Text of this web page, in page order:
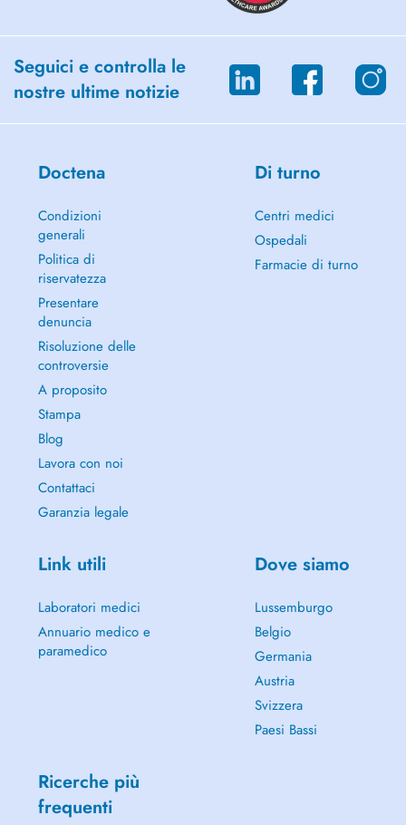
Seguici e controlla le
nostre ultime notizie
Doctena
Condizioni
generali
Politica di
riservatezza
Presentare
denuncia
Risoluzione delle
controversie
A proposito
Stampa
Blog
Lavora con noi
Contattaci
Garanzia legale
Di turno
Centri medici
Ospedali
Farmacie di turno
Link utili
Laboratori medici
Annuario medico e
paramedico
Dove siamo
Lussemburgo
Belgio
Germania
Austria
Svizzera
Paesi Bassi
Ricerche più
frequenti